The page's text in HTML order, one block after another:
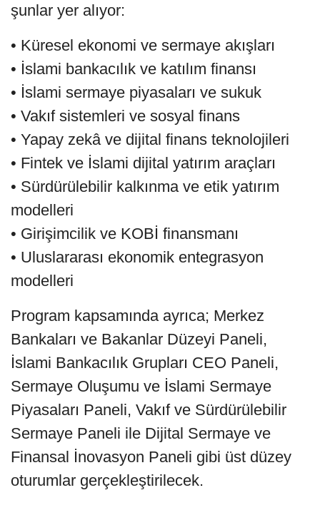
şunlar yer alıyor:
• Küresel ekonomi ve sermaye akışları
• İslami bankacılık ve katılım finansı
• İslami sermaye piyasaları ve sukuk
• Vakıf sistemleri ve sosyal finans
• Yapay zekâ ve dijital finans teknolojileri
• Fintek ve İslami dijital yatırım araçları
• Sürdürülebilir kalkınma ve etik yatırım
modelleri
• Girişimcilik ve KOBİ finansmanı
• Uluslararası ekonomik entegrasyon
modelleri
Program kapsamında ayrıca; Merkez
Bankaları ve Bakanlar Düzeyi Paneli,
İslami Bankacılık Grupları CEO Paneli,
Sermaye Oluşumu ve İslami Sermaye
Piyasaları Paneli, Vakıf ve Sürdürülebilir
Sermaye Paneli ile Dijital Sermaye ve
Finansal İnovasyon Paneli gibi üst düzey
oturumlar gerçekleştirilecek.